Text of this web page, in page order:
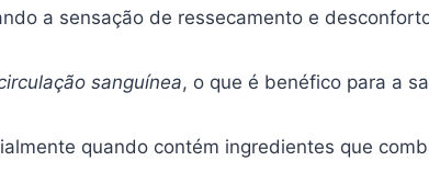
a sensação de ressecamento e
sanguínea, o que é benéfico para a
quando contém ingredientes que